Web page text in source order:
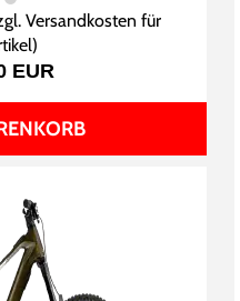
Versandkosten für
)
EUR